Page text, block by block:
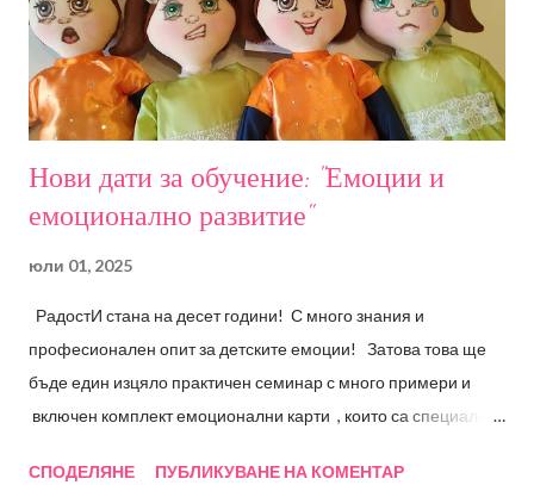
Нови дати за обучение: "Емоции и
емоционално развитие"
юли 01, 2025
РадостИ стана на десет години! С много знания и
професионален опит за детските емоции! Затова това ще
бъде един изцяло практичен семинар с много примери и
включен комплект емоционални карти , които са специално
СПОДЕЛЯНЕ
ПУБЛИКУВАНЕ НА КОМЕНТАР